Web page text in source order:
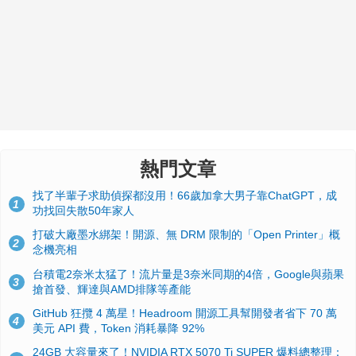
熱門文章
1
找了半輩子求助偵探都沒用！66歲加拿大男子靠ChatGPT，成
功找回失散50年家人
2
打破大廠墨水綁架！開源、無 DRM 限制的「Open Printer」概
念機亮相
3
台積電2奈米太猛了！流片量是3奈米同期的4倍，Google與蘋果
搶首發、輝達與AMD排隊等產能
4
GitHub 狂攬 4 萬星！Headroom 開源工具幫開發者省下 70 萬
美元 API 費，Token 消耗暴降 92%
24GB 大容量來了！NVIDIA RTX 5070 Ti SUPER 爆料總整理：